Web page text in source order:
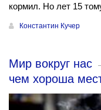
кормил. Но лет 15
Константин Кучер
Мир вокруг нас
чем хороша